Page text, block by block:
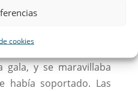
cookies
las ruinas, y
torre, uno
gala, y se maravillaba
había soportado. Las